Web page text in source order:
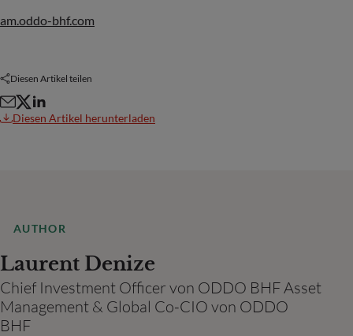
am.oddo-bhf.com
Diesen Artikel teilen
Diesen Artikel herunterladen
AUTHOR
Laurent Denize
Chief Investment Officer von ODDO BHF Asset
Management & Global Co-CIO von ODDO
BHF